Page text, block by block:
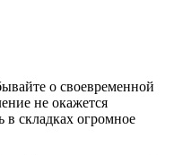
о своевременной
не окажется
в складках огромное